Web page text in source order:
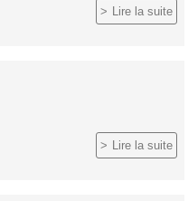
Lire la suite
Lire la suite